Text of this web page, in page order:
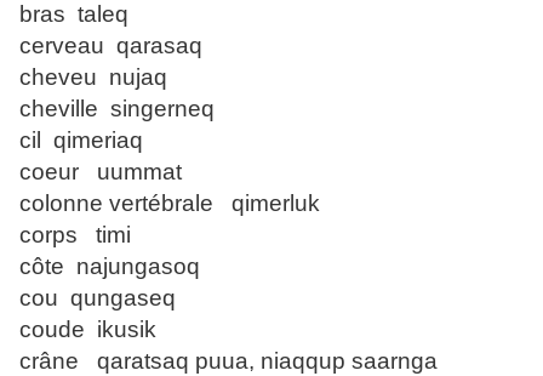
bras taleq
cerveau qarasaq
cheveu nujaq
cheville singerneq
cil qimeriaq
coeur uummat
colonne vertébrale qimerluk
corps timi
côte najungasoq
cou qungaseq
coude ikusik
crâne qaratsaq puua, niaqqup saarnga